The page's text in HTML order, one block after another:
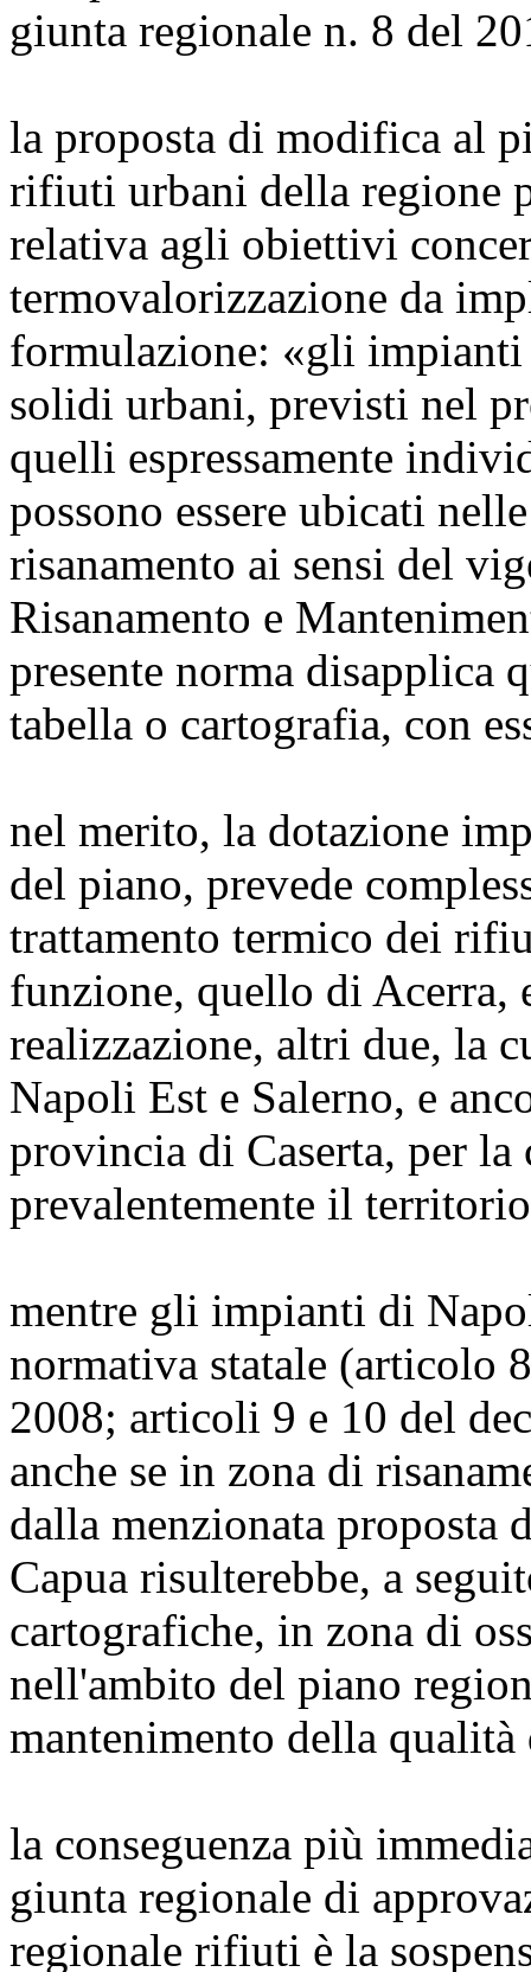
giunta regionale n. 8 del
la proposta di modifica al
rifiuti urbani della regione
relativa agli obiettivi
termovalorizzazione da
formulazione: «gli
solidi urbani, previsti nel
quelli espressamente
possono essere ubicati
risanamento ai sensi del
Risanamento e
presente norma disapplica
tabella o cartografia, con
nel merito, la dotazione
del piano, prevede
trattamento termico dei
funzione, quello di Acerra,
realizzazione, altri due, la
Napoli Est e Salerno, e
provincia di Caserta, per la
prevalentemente il
mentre gli impianti di
normativa statale (articolo
2008; articoli 9 e 10 del
anche se in zona di
dalla menzionata
Capua risulterebbe, a
cartografiche, in zona di
nell'ambito del piano
mantenimento della
la conseguenza più
giunta regionale di
regionale rifiuti è la